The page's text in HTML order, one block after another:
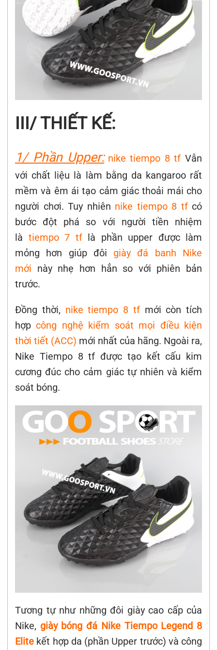
III/ THIẾT KẾ:
1/ Phần Upper: nike tiempo 8 tf Vẫn
với chất liệu là làm bằng da kangaroo rất
mềm và êm ái tạo cảm giác thoải mái cho
người chơi. Tuy nhiên nike tiempo 8 tf có
bước đột phá so với người tiền nhiệm
là tiempo 7 tf là phần upper được làm
mỏng hơn giúp đôi
giày đá banh Nike
mới này nhẹ hơn hẳn so với phiên bản
trước.
Đồng thời, nike tiempo 8 tf mới còn tích
hợp công nghệ kiểm soát mọi điều kiện
thời tiết (ACC) mới nhất của hãng. Ngoài ra,
Nike Tiempo 8 tf được tạo kết cấu kim
cương đúc cho cảm giác tự nhiên và kiểm
soát bóng.
Tương tự như những đôi giày cao cấp của
Nike, giày bóng đá Nike Tiempo Legend 8
Elite kết hợp da (phần Upper trước) và công